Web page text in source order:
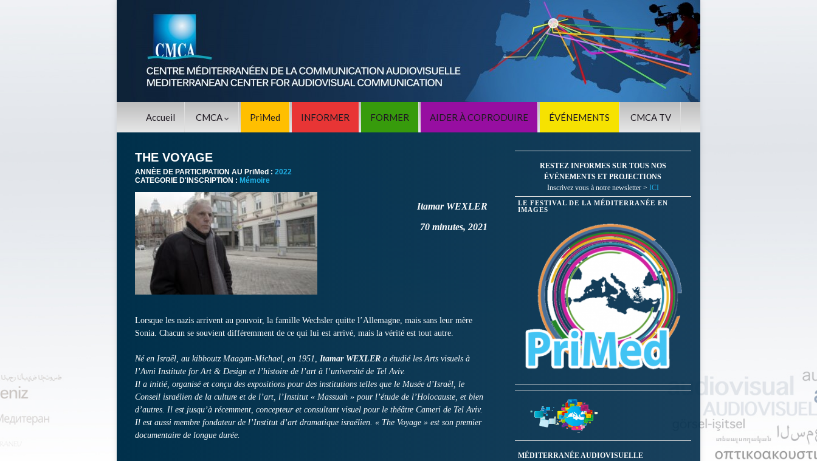
Accueil CMCA PriMed INFORMER FORMER AIDER À COPRODUIRE ÉVÉNEMENTS CMCA TV
THE VOYAGE
ANNÈE DE PARTICIPATION AU PriMed : 2022
CATEGORIE D'INSCRIPTION : Mémoire
Itamar WEXLER
70 minutes, 2021
Lorsque les nazis arrivent au pouvoir, la famille Wechsler quitte l’Allemagne, mais sans leur mère
Sonia. Chacun se souvient différemment de ce qui lui est arrivé, mais la vérité est tout autre.
Né en Israël, au kibboutz Maagan-Michael, en 1951, Itamar WEXLER a étudié les Arts visuels à
l’Avni Institute for Art & Design et l’histoire de l’art à l’université de Tel Aviv.
Il a initié, organisé et conçu des expositions pour des institutions telles que le Musée d’Israël, le
Conseil israélien de la culture et de l’art, l’Institut « Massuah » pour l’étude de l’Holocauste, et bien
d’autres. Il est jusqu’à récemment, concepteur et consultant visuel pour le théâtre Cameri de Tel Aviv.
Il est aussi membre fondateur de l’Institut d’art dramatique israélien. « The Voyage » est son premier
documentaire de longue durée.
RESTEZ INFORMES SUR TOUS NOS
ÉVÉNEMENTS ET PROJECTIONS
Inscrivez vous à notre newsletter > ICI
LE FESTIVAL DE LA MÉDITERRANÉE EN
IMAGES
MÉDITERRANÉE AUDIOVISUELLE